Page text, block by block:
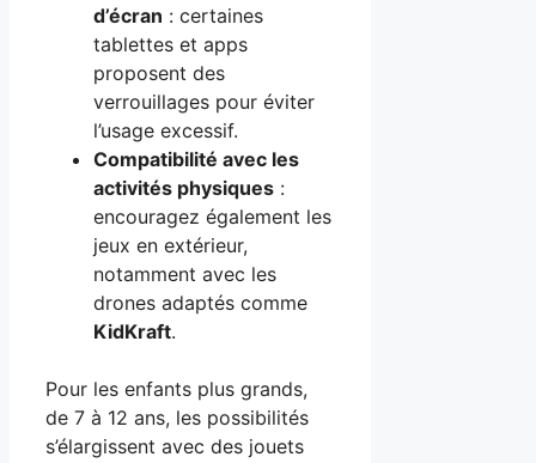
d’écran : certaines
tablettes et apps
proposent des
verrouillages pour éviter
l’usage excessif.
Compatibilité avec les
activités physiques :
encouragez également les
jeux en extérieur,
notamment avec les
drones adaptés comme
KidKraft.
Pour les enfants plus grands,
de 7 à 12 ans, les possibilités
s’élargissent avec des jouets